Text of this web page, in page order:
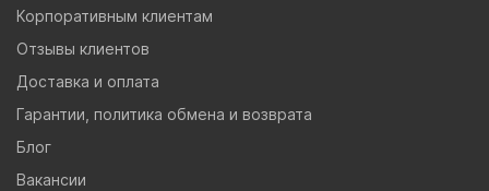
Корпоративным клиентам
Отзывы клиентов
Доставка и оплата
Гарантии, политика обмена и возврата
Блог
Вакансии